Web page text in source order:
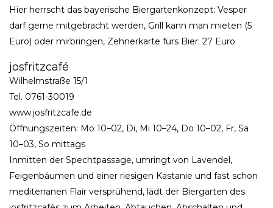
Hier herrscht das bayerische Biergartenkonzept: Vesper
darf gerne mitgebracht werden, Grill kann man mieten (5
Euro) oder mirbringen, Zehnerkarte fürs Bier: 27 Euro
josfritzcafé
Wilhelmstraße 15/1
Tel. 0761-30019
www.josfritzcafe.de
Öffnungszeiten: Mo 10–02, Di, Mi 10–24, Do 10–02, Fr, Sa
10–03, So mittags
Inmitten der Spechtpassage, umringt von Lavendel,
Feigenbäumen und einer riesigen Kastanie und fast schon
mediterranen Flair versprühend, lädt der Biergarten des